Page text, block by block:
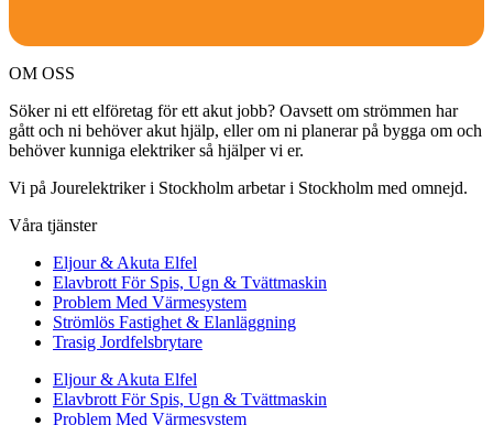
OM OSS
Söker ni ett elföretag för ett akut jobb? Oavsett om strömmen har
gått och ni behöver akut hjälp, eller om ni planerar på bygga om och
behöver kunniga elektriker så hjälper vi er.
Vi på Jourelektriker i Stockholm arbetar i Stockholm med omnejd.
Våra tjänster
Eljour & Akuta Elfel
Elavbrott För Spis, Ugn & Tvättmaskin
Problem Med Värmesystem
Strömlös Fastighet & Elanläggning
Trasig Jordfelsbrytare
Eljour & Akuta Elfel
Elavbrott För Spis, Ugn & Tvättmaskin
Problem Med Värmesystem